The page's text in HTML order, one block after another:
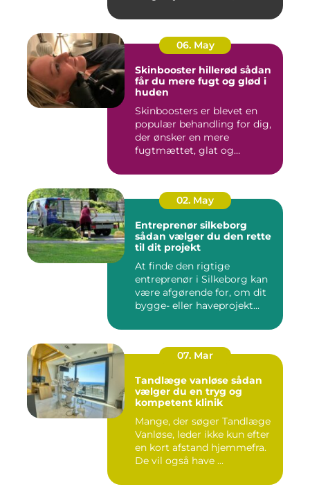
06. May
Skinbooster hillerød sådan
får du mere fugt og glød i
huden
Skinboosters er blevet en
populær behandling for dig,
der ønsker en mere
fugtmættet, glat og
02. May
Entreprenør silkeborg
sådan vælger du den rette
til dit projekt
At finde den rigtige
entreprenør i Silkeborg kan
være afgørende for, om dit
bygge- eller haveprojekt...
07. Mar
Tandlæge vanløse sådan
vælger du en tryg og
kompetent klinik
Mange, der søger Tandlæge
Vanløse, leder ikke kun efter
en kort afstand hjemmefra.
De vil også have ...